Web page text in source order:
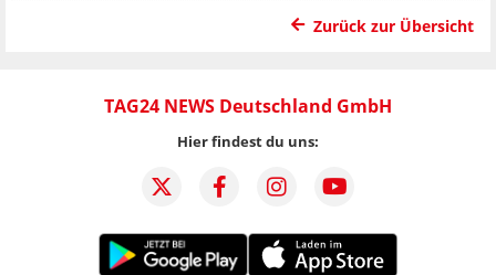
Zurück zur Übersicht
TAG24 NEWS Deutschland GmbH
Hier findest du uns: